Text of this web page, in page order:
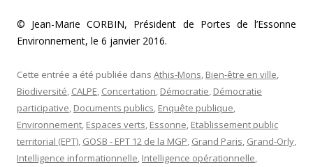
© Jean-Marie CORBIN, Président de Portes de l’Essonne
Environnement, le 6 janvier 2016.
Cette entrée a été publiée dans Athis-Mons, Bien-être en ville,
Biodiversité, CALPE, Concertation, Démocratie, Démocratie
participative, Documents publics, Enquête publique,
Environnement, Espaces verts, Essonne, Etablissement public
territorial (EPT), GOSB - EPT 12 de la MGP, Grand Paris, Grand-Orly,
Intelligence informationnelle, Intelligence opérationnelle,